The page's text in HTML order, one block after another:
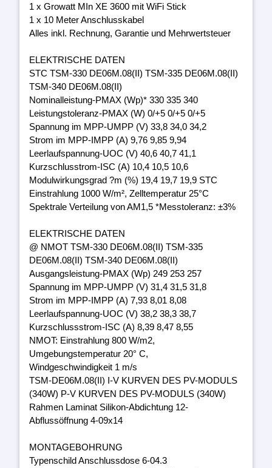
1 x Growatt MIn XE 3600 mit WiFi Stick
1 x 10 Meter Anschlusskabel
Alles inkl. Rechnung, Garantie und Mehrwertsteuer
ELEKTRISCHE DATEN
STC TSM-330 DE06M.08(II) TSM-335 DE06M.08(II)
TSM-340 DE06M.08(II)
Nominalleistung-PMAX (Wp)* 330 335 340
Leistungstoleranz-PMAX (W) 0/+5 0/+5 0/+5
Spannung im MPP-UMPP (V) 33,8 34,0 34,2
Strom im MPP-IMPP (A) 9,76 9,85 9,94
Leerlaufspannung-UOC (V) 40,6 40,7 41,1
Kurzschlusstrom-ISC (A) 10,4 10,5 10,6
Modulwirkungsgrad ?m (%) 19,4 19,7 19,9 STC
Einstrahlung 1000 W/m², Zelltemperatur 25°C
Spektrale Verteilung von AM1,5 *Messtoleranz: ±3%
ELEKTRISCHE DATEN
@ NMOT TSM-330 DE06M.08(II) TSM-335
DE06M.08(II) TSM-340 DE06M.08(II)
Ausgangsleistung-PMAX (Wp) 249 253 257
Spannung im MPP-UMPP (V) 31,4 31,5 31,8
Strom im MPP-IMPP (A) 7,93 8,01 8,08
Leerlaufspannung-UOC (V) 38,2 38,3 38,7
Kurzschlussstrom-ISC (A) 8,39 8,47 8,55
NMOT: Einstrahlung 800 W/m2,
Umgebungstemperatur 20° C,
Windgeschwindigkeit 1 m/s
TSM-DE06M.08(II) I-V KURVEN DES PV-MODULS
(340W) P-V KURVEN DES PV-MODULS (340W)
Rahmen Laminat Silikon-Abdichtung 12-
Abflussöffnung 4-09x14
MONTAGEBOHRUNG
Typenschild Anschlussdose 6-04.3